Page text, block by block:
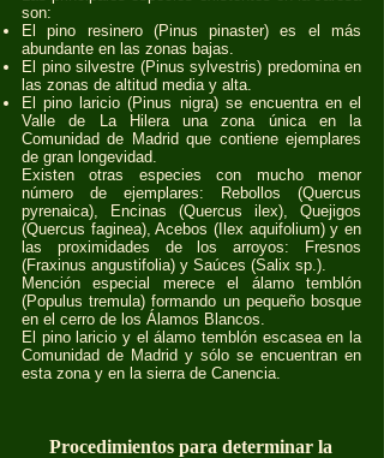
son:
El pino resinero (Pinus pinaster) es el más
abundante en las zonas bajas.
El pino silvestre (Pinus sylvestris) predomina en
las zonas de altitud media y alta.
El pino laricio (Pinus nigra) se encuentra en el
Valle de La Hilera una zona única en la
Comunidad de Madrid que contiene ejemplares
de gran longevidad.
Existen otras especies con mucho menor
número de ejemplares: Rebollos (Quercus
pyrenaica), Encinas (Quercus ilex), Quejigos
(Quercus faginea), Acebos (Ilex aquifolium) y en
las proximidades de los arroyos: Fresnos
(Fraxinus angustifolia) y Saúces (Salix sp.).
Mención especial merece el álamo temblón
(Populus tremula) formando un pequeño bosque
en el cerro de los Álamos Blancos.
El pino laricio y el álamo temblón escasea en la
Comunidad de Madrid y sólo se encuentran en
esta zona y en la sierra de Canencia.
Procedimientos para determinar la